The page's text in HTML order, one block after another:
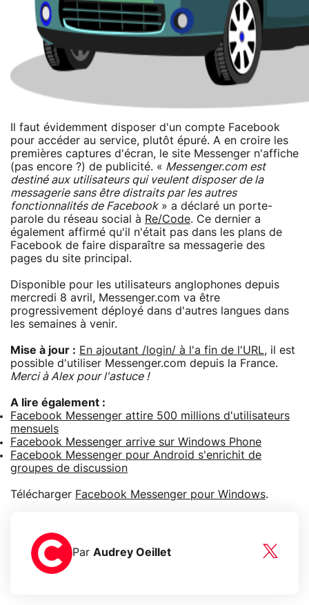
Il faut évidemment disposer d'un compte Facebook
pour accéder au service, plutôt épuré. A en croire les
premières captures d'écran, le site Messenger n'affiche
(pas encore ?) de publicité. « Messenger.com est
destiné aux utilisateurs qui veulent disposer de la
messagerie sans être distraits par les autres
fonctionnalités de Facebook» a déclaré un porte-
parole du réseau social à Re/Code. Ce dernier a
également affirmé qu'il n'était pas dans les plans de
Facebook de faire disparaître sa messagerie des
pages du site principal.
Disponible pour les utilisateurs anglophones depuis
mercredi 8 avril, Messenger.com va être
progressivement déployé dans d'autres langues dans
les semaines à venir.
Mise à jour : En ajoutant /login/ à l'a fin de l'URL, il est
possible d'utiliser Messenger.com depuis la France.
Merci à Alex pour l'astuce !
A lire également :
Facebook Messenger attire 500 millions d'utilisateurs
mensuels
Facebook Messenger arrive sur Windows Phone
Facebook Messenger pour Android s'enrichit de
groupes de discussion
Télécharger Facebook Messenger pour Windows.
Par Audrey Oeillet